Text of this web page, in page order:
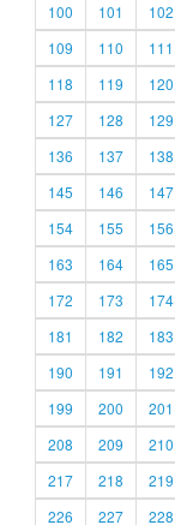
100
101 102
109
110 111
118
119 120
127
128 129
136
137 138
145
146 147
154
155 156
163
164 165
172
173 174
181
182 183
190
191 192
199
200 201
208
209 210
217
218 219
226
227 228